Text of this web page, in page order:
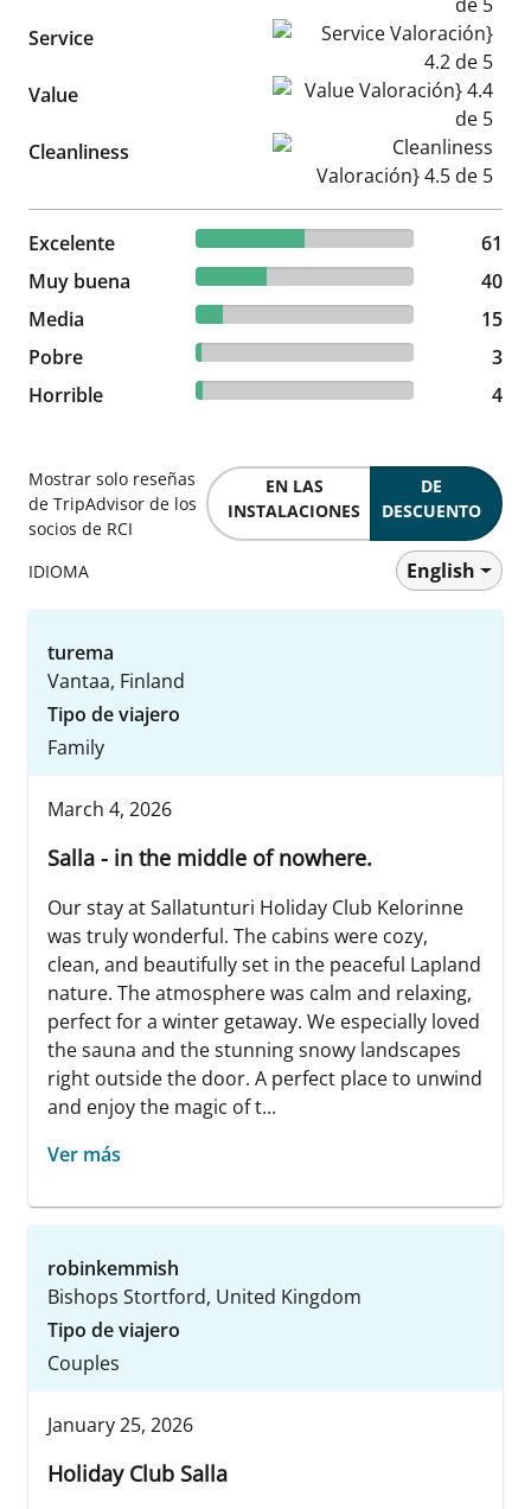
Service Service Valoración} 4.2 de 5
Value Value Valoración} 4.4 de 5
Cleanliness Cleanliness Valoración} 4.5
Excelente 49.59% reviewed Excelente
61 reviews
61
Muy buena
32.52% reviewed Muy buena
40 reviews
40
Media
12.2% reviewed Media
15 reviews
15
Pobre
2.44% reviewed Pobre
3 reviews
3
Horrible
3.25% reviewed Horrible
4 reviews 4
Mostrar solo reseñas
de TripAdvisor de los
socios de RCI
EN LAS
INSTALACIONES
DE
DESCUENTO
IDIOMA English
turema
Vantaa, Finland
Tipo de viajero
Family
March 4, 2026
Salla - in the middle of nowhere.
Our stay at Sallatunturi Holiday Club Kelorinne
was truly wonderful. The cabins were cozy,
clean, and beautifully set in the peaceful Lapland
nature. The atmosphere was calm and relaxing,
perfect for a winter getaway. We especially loved
the sauna and the stunning snowy landscapes
right outside the door. A perfect place to unwind
and enjoy the magic of t...
Ver más
robinkemmish
Bishops Stortford, United Kingdom
Tipo de viajero
Couples
January 25, 2026
Holiday Club Salla